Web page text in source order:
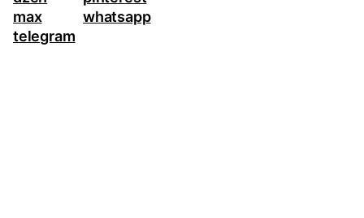
max
whatsapp
telegram